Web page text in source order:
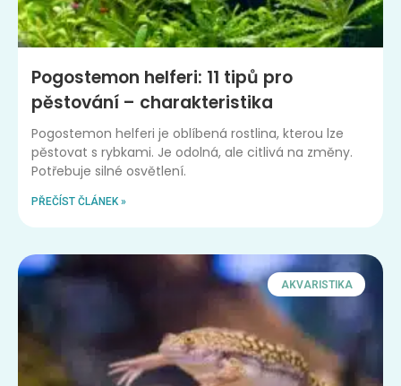
Pogostemon helferi: 11 tipů pro
pěstování – charakteristika
Pogostemon helferi je oblíbená rostlina, kterou lze
pěstovat s rybkami. Je odolná, ale citlivá na změny.
Potřebuje silné osvětlení.
PŘEČÍST ČLÁNEK »
AKVARISTIKA